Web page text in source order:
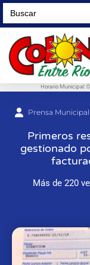
Search
for:
Horario Municipal:
Prensa Municipal
Primeros
gestionado
Más de 220